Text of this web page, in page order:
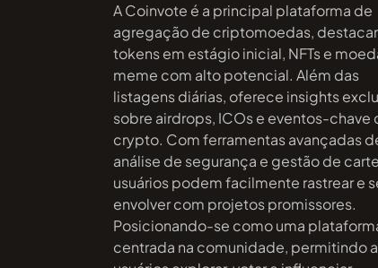
A Coinvote é a principal plataforma de
agregação de criptomoedas,
tokens em estágio inicial, NFTs e
meme com alto potencial. Além das
listagens diárias, oferece insights
sobre airdrops, ICOs e eventos-chave
crypto. Com ferramentas avançadas
análise de segurança e gestão de
usuários podem facilmente rastrear e
envolver com projetos promissores.
Posicionando-se como uma
centrada na comunidade, permitindo